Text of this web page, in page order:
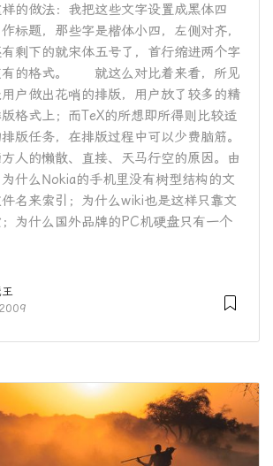
的做法：我把这些文字设置成黑体四
标题，那些字是楷体小四，左侧对齐，
剩下的就宋体五号了，首行缩进两个字
有的格式。 就这么对比着来看，所见
户做出花哨的排版，用户放了较多的精
格式上；而TeX的所想即所得则比较适
版任务，在排版过程中可以少费脑筋。
人的懒散、直接、天马行空的原因。由
什么Nokia的手机里没有树型结构的文
名来索引；为什么wiki也是这样只靠文
为什么国外品牌的PC机硬盘只有一个